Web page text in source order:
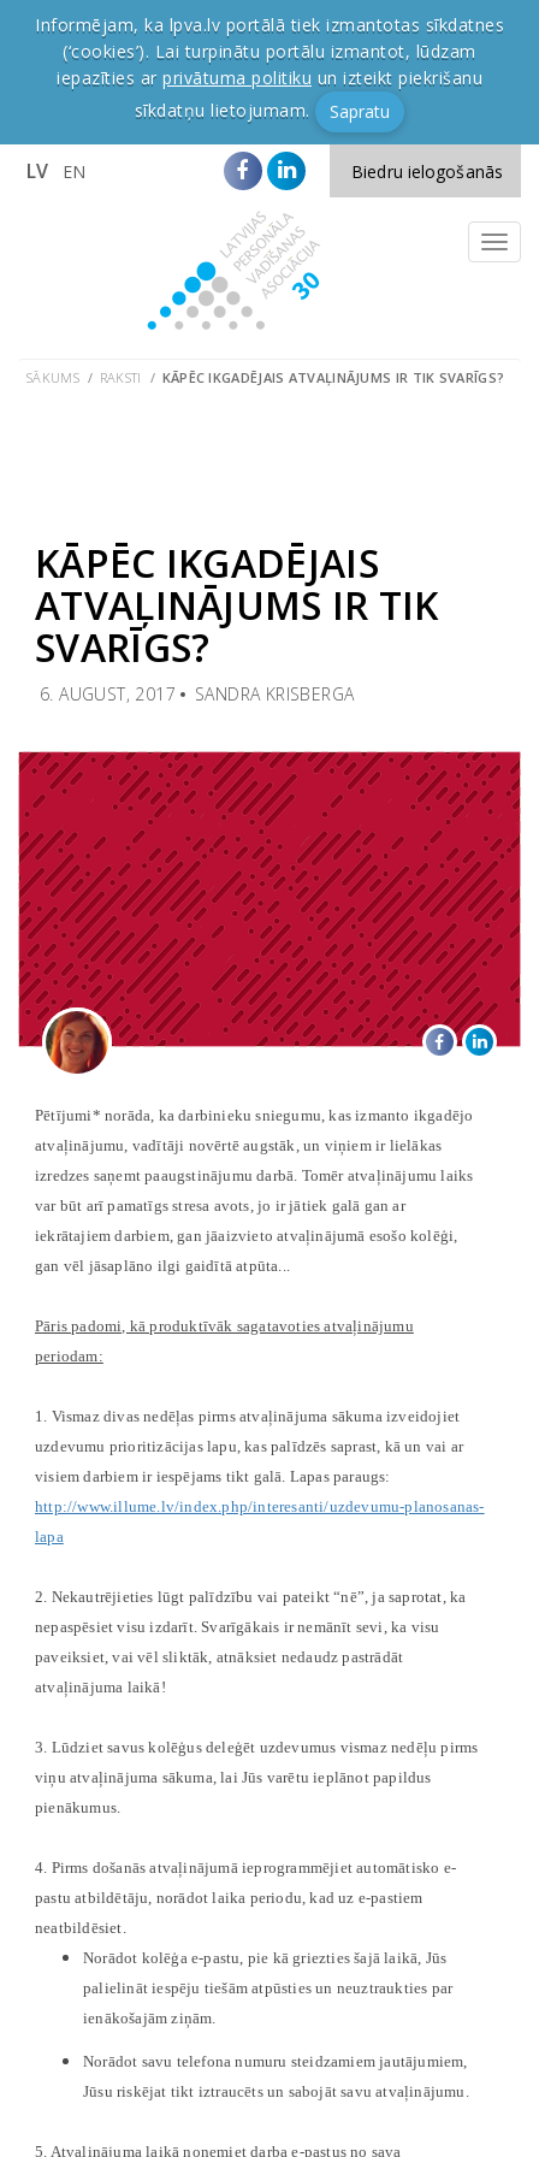
Informējam, ka lpva.lv portālā tiek izmantotas sīkdatnes
(‘cookies’). Lai turpinātu portālu izmantot, lūdzam
iepazīties ar privātuma politiku un izteikt piekrišanu
sīkdatņu lietojumam.
Sapratu
LV EN Biedru ielogošanās
SĀKUMS RAKSTI KĀPĒC IKGADĒJAIS ATVAĻINĀJUMS IR TIK SVARĪGS?
KĀPĒC IKGADĒJAIS
ATVAĻINĀJUMS IR TIK
SVARĪGS?
6. AUGUST, 2017 SANDRA KRISBERGA
Pētījumi* norāda, ka darbinieku sniegumu, kas izmanto ikgadējo
atvaļinājumu, vadītāji novērtē augstāk, un viņiem ir lielākas
izredzes saņemt paaugstinājumu darbā. Tomēr atvaļinājumu laiks
var būt arī pamatīgs stresa avots, jo ir jātiek galā gan ar
iekrātajiem darbiem, gan jāaizvieto atvaļinājumā esošo kolēģi,
gan vēl jāsaplāno ilgi gaidītā atpūta...
Pāris padomi, kā produktīvāk sagatavoties atvaļinājumu
periodam:
1. Vismaz divas nedēļas pirms atvaļinājuma sākuma izveidojiet
uzdevumu prioritizācijas lapu, kas palīdzēs saprast, kā un vai ar
visiem darbiem ir iespējams tikt galā. Lapas paraugs:
http://www.illume.lv/index.php/interesanti/uzdevumu-planosanas-
lapa
2. Nekautrējieties lūgt palīdzību vai pateikt “nē”, ja saprotat, ka
nepaspēsiet visu izdarīt. Svarīgākais ir nemānīt sevi, ka visu
paveiksiet, vai vēl sliktāk, atnāksiet nedaudz pastrādāt
atvaļinājuma laikā!
3. Lūdziet savus kolēģus deleģēt uzdevumus vismaz nedēļu pirms
viņu atvaļinājuma sākuma, lai Jūs varētu ieplānot papildus
pienākumus.
4. Pirms došanās atvaļinājumā ieprogrammējiet automātisko e-
pastu atbildētāju, norādot laika periodu, kad uz e-pastiem
neatbildēsiet.
Norādot kolēģa e-pastu, pie kā griezties šajā laikā, Jūs
palielināt iespēju tiešām atpūsties un neuztraukties par
ienākošajām ziņām.
Norādot savu telefona numuru steidzamiem jautājumiem,
Jūsu riskējat tikt iztraucēts un sabojāt savu atvaļinājumu.
5. Atvaļinājuma laikā noņemiet darba e-pastus no sava